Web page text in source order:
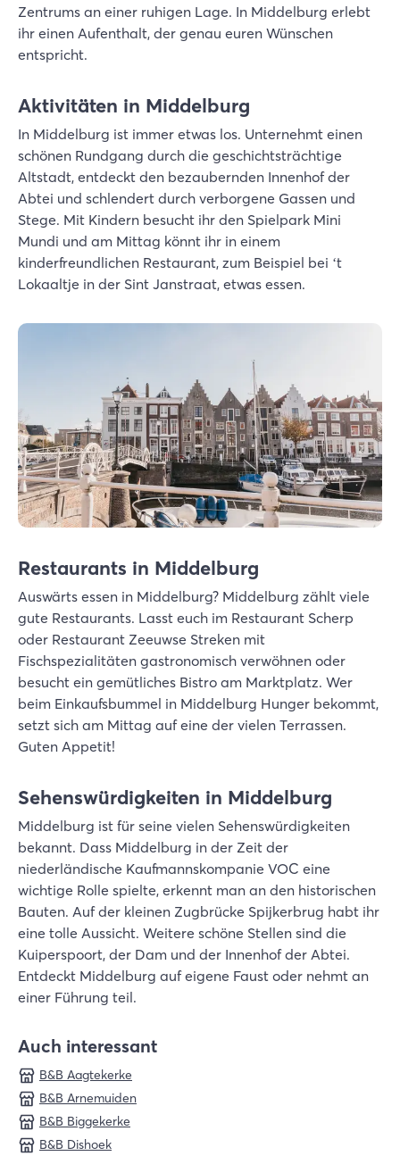
Zentrums an einer ruhigen Lage. In Middelburg erlebt
ihr einen Aufenthalt, der genau euren Wünschen
entspricht.
Aktivitäten in Middelburg
In Middelburg ist immer etwas los. Unternehmt einen
schönen Rundgang durch die geschichtsträchtige
Altstadt, entdeckt den bezaubernden Innenhof der
Abtei und schlendert durch verborgene Gassen und
Stege. Mit Kindern besucht ihr den Spielpark Mini
Mundi und am Mittag könnt ihr in einem
kinderfreundlichen Restaurant, zum Beispiel bei ‘t
Lokaaltje in der Sint Janstraat, etwas essen.
Restaurants in Middelburg
Auswärts essen in Middelburg? Middelburg zählt viele
gute Restaurants. Lasst euch im Restaurant Scherp
oder Restaurant Zeeuwse Streken mit
Fischspezialitäten gastronomisch verwöhnen oder
besucht ein gemütliches Bistro am Marktplatz. Wer
beim Einkaufsbummel in Middelburg Hunger bekommt,
setzt sich am Mittag auf eine der vielen Terrassen.
Guten Appetit!
Sehenswürdigkeiten in Middelburg
Middelburg ist für seine vielen Sehenswürdigkeiten
bekannt. Dass Middelburg in der Zeit der
niederländische Kaufmannskompanie VOC eine
wichtige Rolle spielte, erkennt man an den historischen
Bauten. Auf der kleinen Zugbrücke Spijkerbrug habt ihr
eine tolle Aussicht. Weitere schöne Stellen sind die
Kuiperspoort, der Dam und der Innenhof der Abtei.
Entdeckt Middelburg auf eigene Faust oder nehmt an
einer Führung teil.
Auch interessant
B&B Aagtekerke
B&B Arnemuiden
B&B Biggekerke
B&B Dishoek